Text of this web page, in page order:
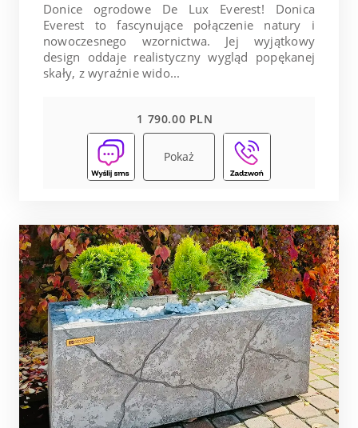
Donice ogrodowe De Lux Everest! Donica
Everest to fascynujące połączenie natury i
nowoczesnego wzornictwa. Jej wyjątkowy
design oddaje realistyczny wygląd popękanej
skały, z wyraźnie wido...
1 790.00 PLN
Pokaż